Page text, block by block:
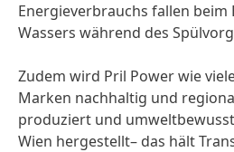
Energieverbrauchs fallen beim
Wassers während des
Zudem wird Pril Power wie
Marken nachhaltig und
produziert und
Wien hergestellt– das hält